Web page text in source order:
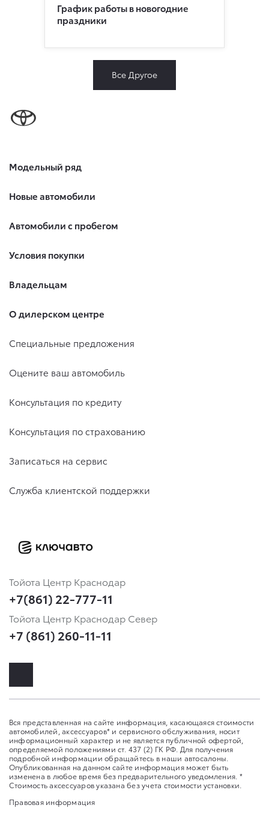
График работы в новогодние
праздники
Все Другое
Модельный ряд
Новые автомобили
Автомобили с пробегом
Условия покупки
Владельцам
О дилерском центре
Специальные предложения
Оцените ваш автомобиль
Консультация по кредиту
Консультация по страхованию
Записаться на сервис
Служба клиентской поддержки
Тойота Центр Краснодар
+7(861) 22-777-11
Тойота Центр Краснодар Север
+7 (861) 260-11-11
Вся представленная на сайте информация, касающаяся стоимости
автомобилей, аксессуаров* и сервисного обслуживания, носит
информационный характер и не является публичной офертой,
определяемой положениями ст. 437 (2) ГК РФ. Для получения
подробной информации обращайтесь в наши автосалоны.
Опубликованная на данном сайте информация может быть
изменена в любое время без предварительного уведомления. *
Стоимость аксессуаров указана без учета стоимости установки.
Правовая информация